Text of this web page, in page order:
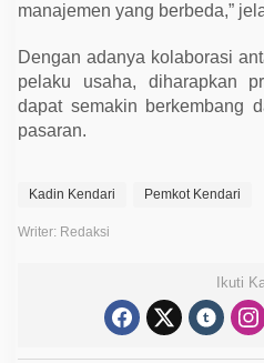
manajemen yang berbeda,”
Dengan adanya kolaborasi
pelaku usaha, diharapkan
dapat semakin berkembang
pasaran.
Kadin Kendari Pemkot Kendari
Writer: Redaksi
Ikuti